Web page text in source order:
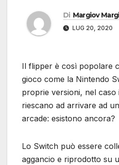
Di Margiov
LUG 20, 2020
Il flipper è così popolare
gioco come la Nintendo
proprie versioni, nel
riescano ad arrivare ad
arcade: esistono ancora?
Lo Switch può essere
aggancio e riprodotto su